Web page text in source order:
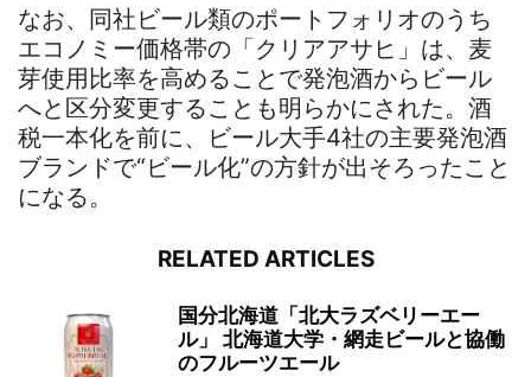
なお、同社ビール類のポートフォリオのうち
エコノミー価格帯の「クリアアサヒ」は、麦
芽使用比率を高めることで発泡酒からビール
へと区分変更することも明らかにされた。酒
税一本化を前に、ビール大手4社の主要発泡酒
ブランドで“ビール化”の方針が出そろったこと
になる。
RELATED ARTICLES
国分北海道「北大ラズベリーエー
ル」 北海道大学・網走ビールと協働
のフルーツエール